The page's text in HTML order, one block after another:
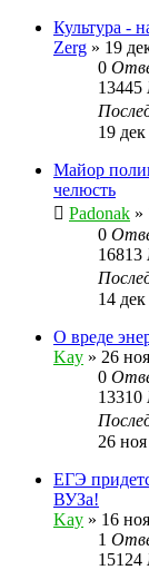
Культура -
Zerg » 19
0
13445
19
Майор
челюсть
Padonak »
0
16813
14
О вреде
Kay » 26
0
13310
26
ЕГЭ
ВУЗа!
Kay » 16
1
15124